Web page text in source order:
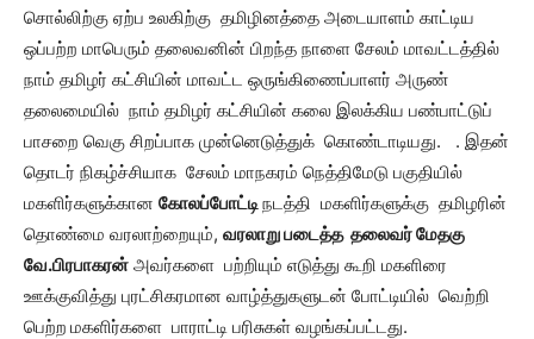
சொல்லிற்கு ஏற்ப உலகிற்கு தமிழினத்தை அடையாளம் காட்டிய
ஒப்பற்ற மாபெரும் தலைவனின் பிறந்த நாளை சேலம் மாவட்டத்தில்
நாம் தமிழர் கட்சியின் மாவட்ட ஒருங்கிணைப்பாளர் அருண்
தலைமையில் நாம் தமிழர் கட்சியின் கலை இலக்கிய பண்பாட்டுப்
பாசறை வெகு சிறப்பாக முன்னெடுத்துக் கொண்டாடியது. . இதன்
தொடர் நிகழ்ச்சியாக சேலம் மாநகரம் நெத்திமேடு பகுதியில்
மகளிர்களுக்கான கோலப்போட்டிநடத்தி மகளிர்களுக்கு தமிழரின்
தொண்மை வரலாற்றையும், வரலாறு படைத்த தலைவர் மேதகு
வே.பிரபாகரன் அவர்களை பற்றியும் எடுத்து கூறி மகளிரை
ஊக்குவித்து புரட்சிகரமான வாழ்த்துகளுடன் போட்டியில் வெற்றி
பெற்ற மகளிர்களை பாராட்டி பரிசுகள் வழங்கப்பட்டது.